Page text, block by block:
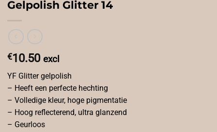
Gelpolish Glitter 14
€10.50 excl
YF Glitter gelpolish
– Heeft een perfecte hechting
– Volledige kleur, hoge pigmentatie
– Hoog reflecterend, ultra glanzend
– Geurloos